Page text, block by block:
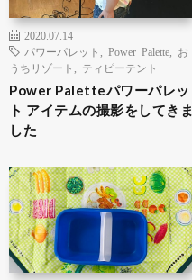
2020.07.14
パワーパレット
Power Palette
お
うちリゾート
ティピーテント
Power Paletteパワーパレッ
ト アイテムの撮影をしてきま
した